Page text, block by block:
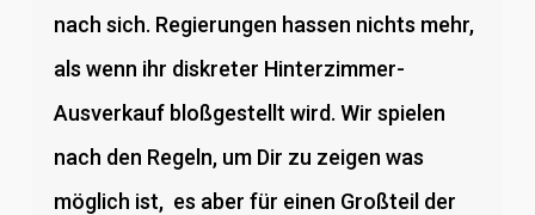
nach sich. Regierungen hassen nichts mehr,
als wenn ihr diskreter Hinterzimmer-
Ausverkauf bloßgestellt wird. Wir spielen
nach den Regeln, um Dir zu zeigen was
möglich ist, es aber für einen Großteil der